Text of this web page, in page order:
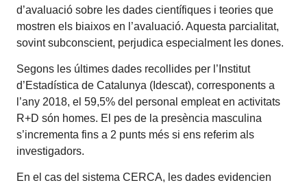
d’avaluació sobre les dades científiques i teories que
mostren els biaixos en l’avaluació. Aquesta parcialitat,
sovint subconscient, perjudica especialment les dones.
Segons les últimes dades recollides per l’Institut
d’Estadística de Catalunya (Idescat), corresponents a
l’any 2018, el 59,5% del personal empleat en activitats
R+D són homes. El pes de la presència masculina
s’incrementa fins a 2 punts més si ens referim als
investigadors.
En el cas del sistema CERCA, les dades evidencien